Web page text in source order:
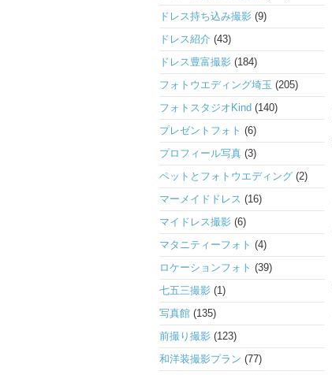
ドレス持ち込み撮影 (9)
ドレス紹介 (43)
ドレス豊富撮影 (184)
フォトウエディング埼玉 (205)
フォトスタジオKind (140)
プレゼントフォト (6)
プロフィール写真 (3)
ペットとフォトウエディング (2)
マーメイドドレス (16)
マイドレス撮影 (6)
マタニティーフォト (4)
ロケーションフォト (39)
七五三撮影 (1)
写真館 (135)
前撮り撮影 (123)
和洋装撮影プラン (77)